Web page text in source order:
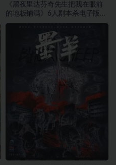
《黑夜里达芬奇先生把我在眼前
的地板铺满》6人剧本杀电子版完
整资源